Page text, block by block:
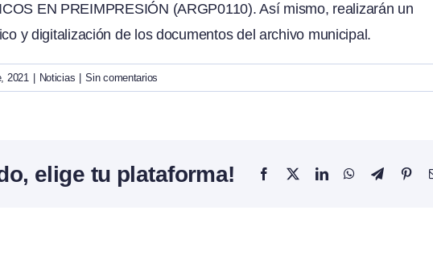
EN PREIMPRESIÓN (ARGP0110). Así mismo, realizarán un
y digitalización de los documentos del archivo municipal.
2021 Noticias Sin comentarios
elige tu plataforma! Facebook
X LinkedInWhatsApp
Telegram